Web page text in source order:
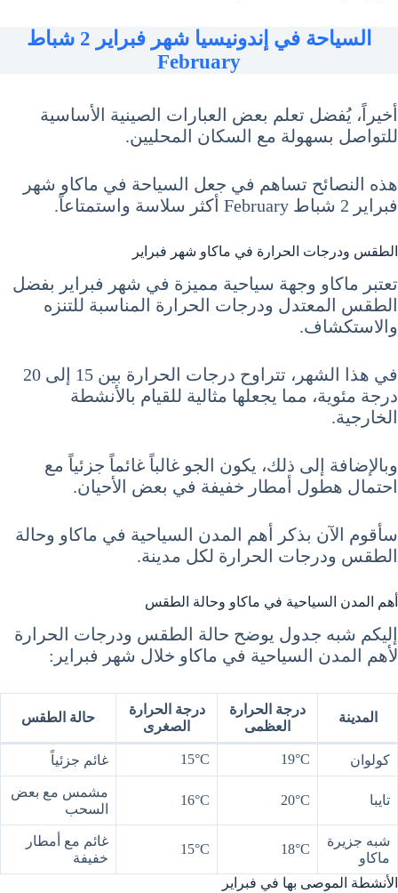
السياحة في إندونيسيا شهر فبراير 2 شباط
February
أخيراً، يُفضل تعلم بعض العبارات الصينية الأساسية
للتواصل بسهولة مع السكان المحليين.
هذه النصائح تساهم في جعل السياحة في ماكاو شهر
فبراير 2 شباط February أكثر سلاسة واستمتاعاً.
الطقس ودرجات الحرارة في ماكاو شهر فبراير
تعتبر ماكاو وجهة سياحية مميزة في شهر فبراير بفضل
الطقس المعتدل ودرجات الحرارة المناسبة للتنزه
والاستكشاف.
في هذا الشهر، تتراوح درجات الحرارة بين 15 إلى 20
درجة مئوية، مما يجعلها مثالية للقيام بالأنشطة
الخارجية.
وبالإضافة إلى ذلك، يكون الجو غالباً غائماً جزئياً مع
احتمال هطول أمطار خفيفة في بعض الأحيان.
سأقوم الآن بذكر أهم المدن السياحية في ماكاو وحالة
الطقس ودرجات الحرارة لكل مدينة.
أهم المدن السياحية في ماكاو وحالة الطقس
إليكم شبه جدول يوضح حالة الطقس ودرجات الحرارة
لأهم المدن السياحية في ماكاو خلال شهر فبراير:
المدينة
درجة الحرارة
العظمى
درجة الحرارة
الصغرى
حالة الطقس
كولوان 19°C
15°C غائم جزئياً
تايبا 20°C
16°C
مشمس مع بعض
السحب
شبه جزيرة
ماكاو
18°C
15°C
غائم مع أمطار
خفيفة
الأنشطة الموصى بها في فبراير